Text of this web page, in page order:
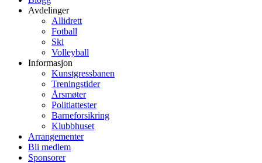
Avdelinger
Allidrett
Fotball
Ski
Volleyball
Informasjon
Kunstgressbanen
Treningstider
Årsmøter
Politiattester
Barneforsikring
Klubbhuset
Arrangementer
Bli medlem
Sponsorer